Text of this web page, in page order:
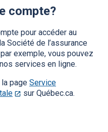
s'ouvrira
dans
nouvelle
fenêtre.
compte?
pour accéder au
Société de l’assurance
exemple, vous pouvez
services en ligne.
page Service
Ce
sur Québec.ca.